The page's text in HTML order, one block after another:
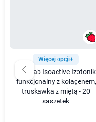
Więcej opcji+
Activlab Isoactive Izotonik
funkcjonalny z kolagenem,
truskawka z miętą - 20
saszetek